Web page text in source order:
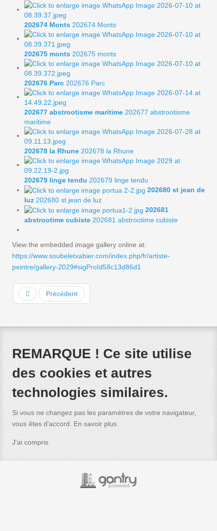
202674 Monts 202674 Monts
202675 monts 202675 monts
202676 Parc 202676 Parc
202677 abstrootisme maritime 202677 abstrootisme
maritime
202678 la Rhune 202678 la Rhune
202679 linge tendu 202679 linge tendu
202680 st jean de
luz 202680 st jean de luz
202681
abstrootime cubiste 202681 abstrootime cubiste
View the embedded image gallery online at:
https://www.soubeletxabier.com/index.php/fr/artiste-
peintre/gallery-2029#sigProId58c13d86d1
Précédent
REMARQUE ! Ce site utilise
des cookies et autres
technologies similaires.
Si vous ne changez pas les paramètres de votre navigateur,
vous êtes d'accord. En savoir plus
J'ai compris